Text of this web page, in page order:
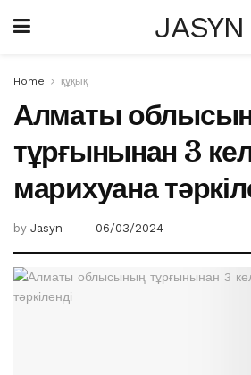
JASYN
Home құқық
Алматы
тұрғынынан 3
марихуана
by Jasyn 06/03/2024